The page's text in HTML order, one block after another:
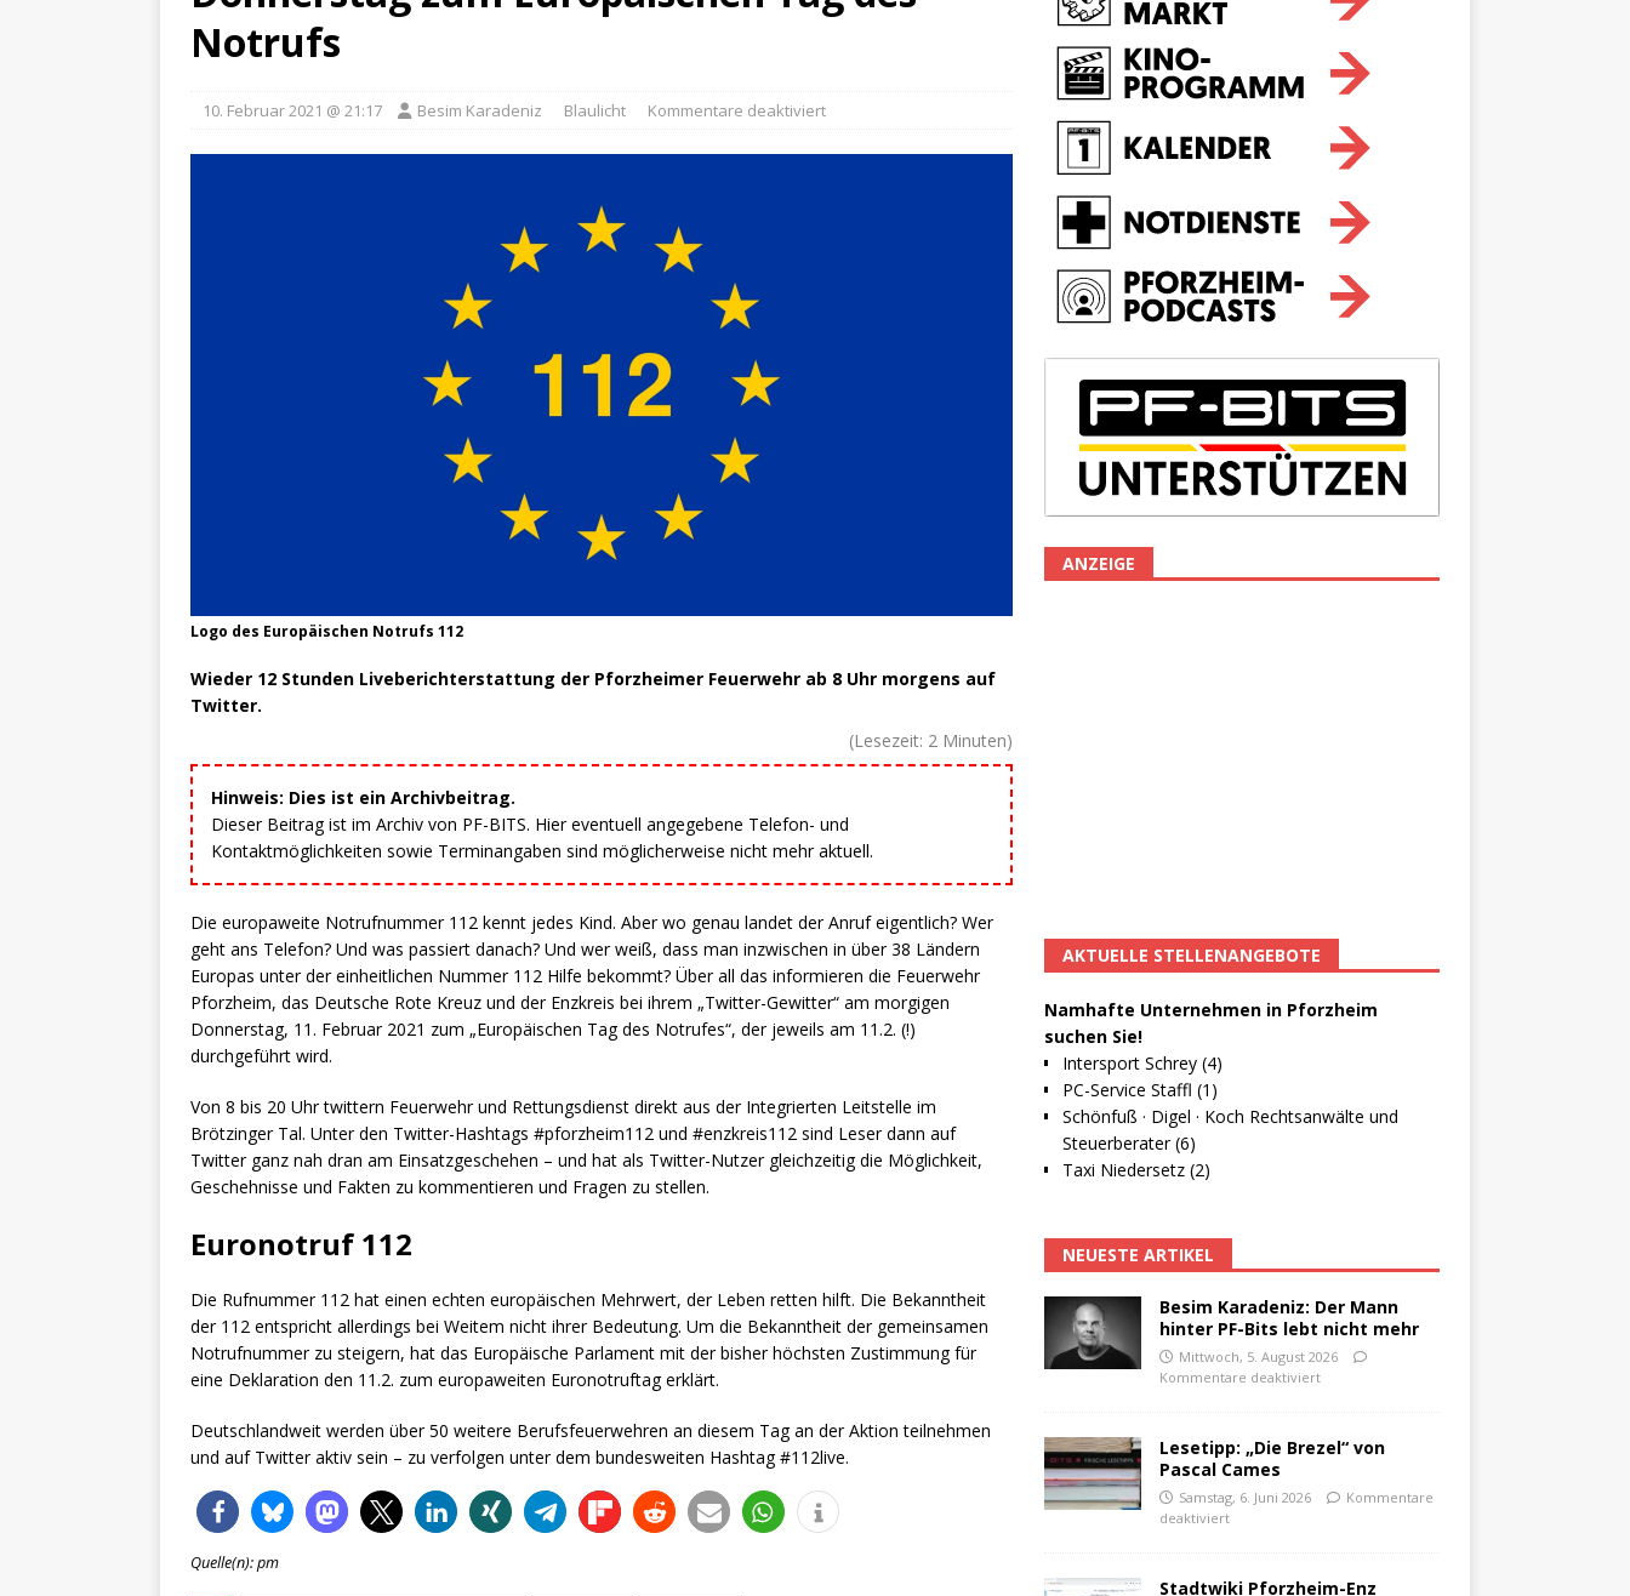
Notrufs
10. Februar 2021 @ 21:17 Besim Karadeniz Blaulicht Kommentare deaktiviert
Logo des Europäischen Notrufs 112
Wieder 12 Stunden Liveberichterstattung der Pforzheimer Feuerwehr ab 8 Uhr morgens auf
Twitter.
(Lesezeit: 2 Minuten)
Hinweis: Dies ist ein Archivbeitrag.
Dieser Beitrag ist im Archiv von PF-BITS. Hier eventuell angegebene Telefon- und
Kontaktmöglichkeiten sowie Terminangaben sind möglicherweise nicht mehr aktuell.
Die europaweite Notrufnummer 112 kennt jedes Kind. Aber wo genau landet der Anruf eigentlich? Wer
geht ans Telefon? Und was passiert danach? Und wer weiß, dass man inzwischen in über 38 Ländern
Europas unter der einheitlichen Nummer 112 Hilfe bekommt? Über all das informieren die Feuerwehr
Pforzheim, das Deutsche Rote Kreuz und der Enzkreis bei ihrem „Twitter-Gewitter“ am morgigen
Donnerstag, 11. Februar 2021 zum „Europäischen Tag des Notrufes“, der jeweils am 11.2. (!)
durchgeführt wird.
Von 8 bis 20 Uhr twittern Feuerwehr und Rettungsdienst direkt aus der Integrierten Leitstelle im
Brötzinger Tal. Unter den Twitter-Hashtags #pforzheim112 und #enzkreis112 sind Leser dann auf
Twitter ganz nah dran am Einsatzgeschehen – und hat als Twitter-Nutzer gleichzeitig die Möglichkeit,
Geschehnisse und Fakten zu kommentieren und Fragen zu stellen.
Euronotruf 112
Die Rufnummer 112 hat einen echten europäischen Mehrwert, der Leben retten hilft. Die Bekanntheit
der 112 entspricht allerdings bei Weitem nicht ihrer Bedeutung. Um die Bekanntheit der gemeinsamen
Notrufnummer zu steigern, hat das Europäische Parlament mit der bisher höchsten Zustimmung für
eine Deklaration den 11.2. zum europaweiten Euronotruftag erklärt.
Deutschlandweit werden über 50 weitere Berufsfeuerwehren an diesem Tag an der Aktion teilnehmen
und auf Twitter aktiv sein – zu verfolgen unter dem bundesweiten Hashtag #112live.
Quelle(n): pm
ANZEIGE
AKTUELLE STELLENANGEBOTE
Namhafte Unternehmen in Pforzheim
suchen Sie!
Intersport Schrey (4)
PC-Service Staffl (1)
Schönfuß · Digel · Koch Rechtsanwälte und
Steuerberater (6)
Taxi Niedersetz (2)
NEUESTE ARTIKEL
Besim Karadeniz: Der Mann
hinter PF-Bits lebt nicht mehr
Mittwoch, 5. August 2026
Kommentare deaktiviert
Lesetipp: „Die Brezel“ von
Pascal Cames
Samstag, 6. Juni 2026
Kommentare
deaktiviert
Stadtwiki Pforzheim-Enz